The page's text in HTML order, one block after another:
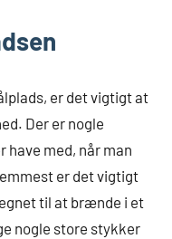
er det vigtigt at
Der er nogle
have med, når man
er det vigtigt
til at brænde i et
nogle store stykker